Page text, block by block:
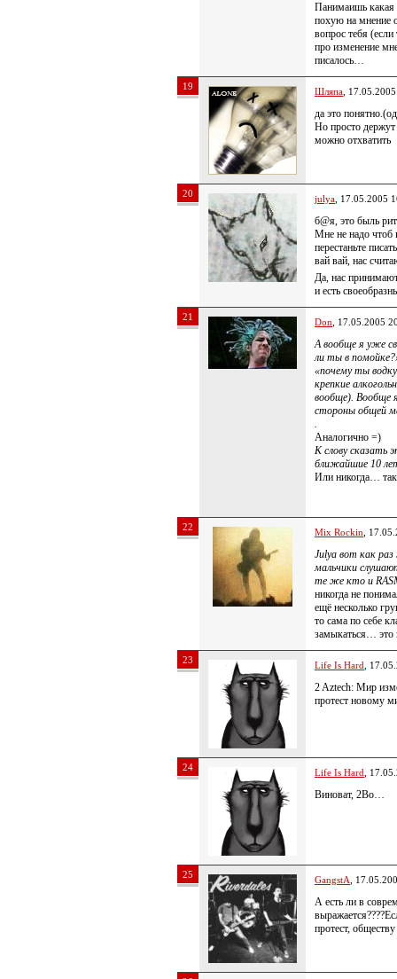
Панимаишь какая
похую на мнение
вопрос тебя
про изменение
писалось…
19 Шляпа ,
да это
Но просто держут
можно отхватить
20 julya , 17.05.2005
б@я, это быль
Мне не надо чтоб
перестаньте
вай вай, нас
Да, нас
и есть
21 Don , 17.05.2005
А вообще я уже
ли ты в
«почему ты
крепкие
вообще). Вообще
стороны общей
.
Аналогично =)
К слову сказать
ближайшие 10
Или никогда…
22 Mix Rockin ,
Julya вот как
мальчики
те же кто и
никогда не
ещё несколько
то сама по себе
замыкаться… это
23 Life Is Hard ,
2 Aztech: Мир
протест новому
24 Life Is Hard ,
Виноват, 2Bo…
25 GangstA ,
А есть ли в
протест,